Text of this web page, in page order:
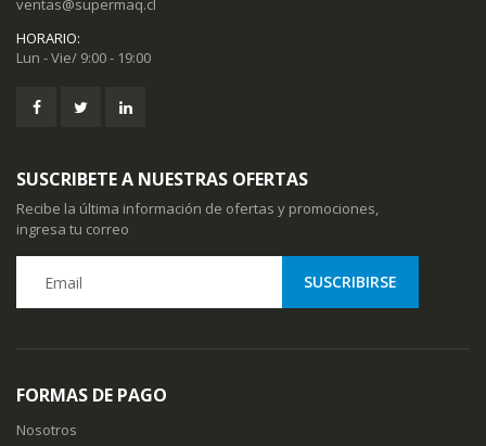
ventas@supermaq.cl
HORARIO:
Lun - Vie/ 9:00 - 19:00
SUSCRIBETE A NUESTRAS OFERTAS
Recibe la última información de ofertas y promociones,
ingresa tu correo
FORMAS DE PAGO
Nosotros